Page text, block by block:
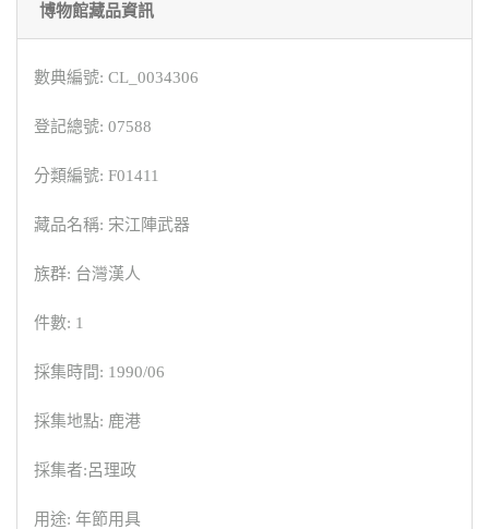
博物館藏品資訊
數典編號: CL_0034306
登記總號: 07588
分類編號: F01411
藏品名稱: 宋江陣武器
族群: 台灣漢人
件數: 1
採集時間: 1990/06
採集地點: 鹿港
採集者:呂理政
用途: 年節用具